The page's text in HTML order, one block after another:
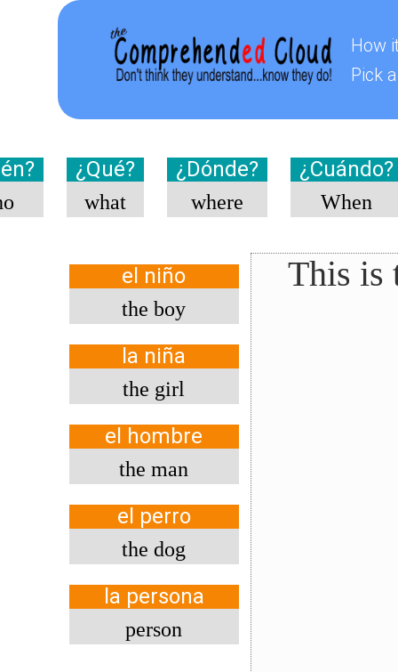
How
Pick
¿Qué?
what
¿Dónde?
where
¿Cuándo?
When
el niño
the boy
la niña
the girl
el hombre
the man
el perro
the dog
la persona
person
This is